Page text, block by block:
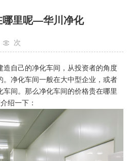
哪里呢—华川净化
次
造自己的净化车间，从投资者的角度
。净化车间一般在大中型企业，或者
间。那么净化车间的价格贵在哪里
绍一下：